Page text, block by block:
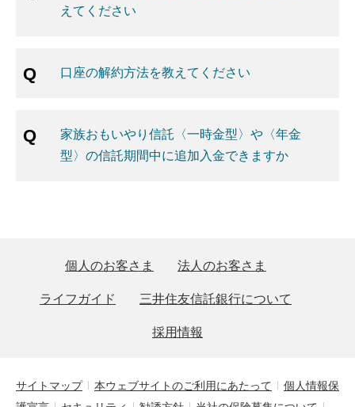
えてください
口座の解約方法を教えてください
家族おもいやり信託〈一時金型〉や〈年金
型〉の信託期間中に追加入金できますか
個人のお客さま
法人のお客さま
ライフガイド
三井住友信託銀行について
採用情報
サイトマップ 本ウェブサイトのご利用にあたって
個人情報保